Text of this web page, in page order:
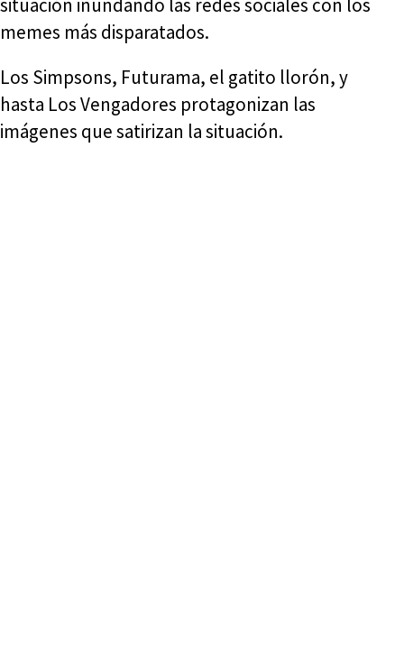
situación inundando las redes sociales con los
memes más disparatados.
Los Simpsons, Futurama, el gatito llorón, y
hasta Los Vengadores protagonizan las
imágenes que satirizan la situación.